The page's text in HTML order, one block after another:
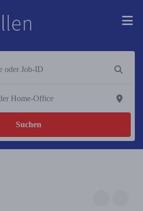
Suchen